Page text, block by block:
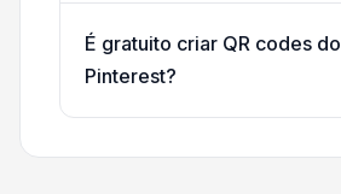
É gratuito criar QR codes do
Pinterest?